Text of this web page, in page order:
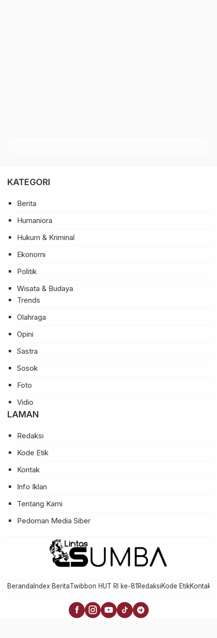
KATEGORI
Berita
Humaniora
Hukum & Kriminal
Ekonomi
Politik
Wisata & Budaya
Trends
Olahraga
Opini
Sastra
Sosok
Foto
Vidio
LAMAN
Redaksi
Kode Etik
Kontak
Info Iklan
Tentang Kami
Pedoman Media Siber
Beranda Index BeritaTwibbon HUT RI ke-81 RedaksiKode EtikKontak